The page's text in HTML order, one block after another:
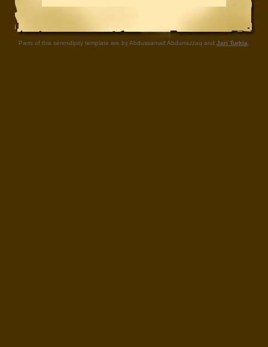
Parts of this serendipity template are by Abdussamad Abdurrazzaq and Jari Turkia